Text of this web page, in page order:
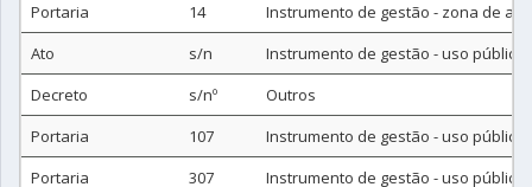
Portaria
14
Instrumento de gestão - zona de
Ato
s/n
Instrumento de gestão - uso público
Decreto
s/nº
Outros
Portaria
107
Instrumento de gestão - uso público
Portaria
307 Instrumento de gestão - uso público